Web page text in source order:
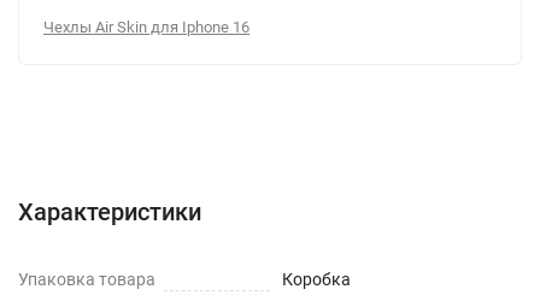
Чехлы Air Skin для Iphone 16
Характеристики
Упаковка товара Коробка